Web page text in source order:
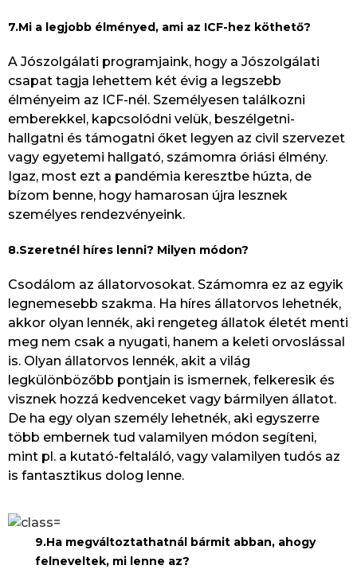
7.Mi a legjobb élményed, ami az ICF-hez köthető?
A Jószolgálati programjaink, hogy a Jószolgálati
csapat tagja lehettem két évig a legszebb
élményeim az ICF-nél. Személyesen találkozni
emberekkel, kapcsolódni velük, beszélgetni-
hallgatni és támogatni őket legyen az civil szervezet
vagy egyetemi hallgató, számomra óriási élmény.
Igaz, most ezt a pandémia keresztbe húzta, de
bízom benne, hogy hamarosan újra lesznek
személyes rendezvényeink.
8.Szeretnél híres lenni? Milyen módon?
Csodálom az állatorvosokat. Számomra ez az egyik
legnemesebb szakma. Ha híres állatorvos lehetnék,
akkor olyan lennék, aki rengeteg állatok életét menti
meg nem csak a nyugati, hanem a keleti orvoslással
is. Olyan állatorvos lennék, akit a világ
legkülönbözőbb pontjain is ismernek, felkeresik és
visznek hozzá kedvenceket vagy bármilyen állatot.
De ha egy olyan személy lehetnék, aki egyszerre
több embernek tud valamilyen módon segíteni,
mint pl. a kutató-feltaláló, vagy valamilyen tudós az
is fantasztikus dolog lenne.
9.Ha megváltoztathatnál bármit abban, ahogy
felneveltek, mi lenne az?